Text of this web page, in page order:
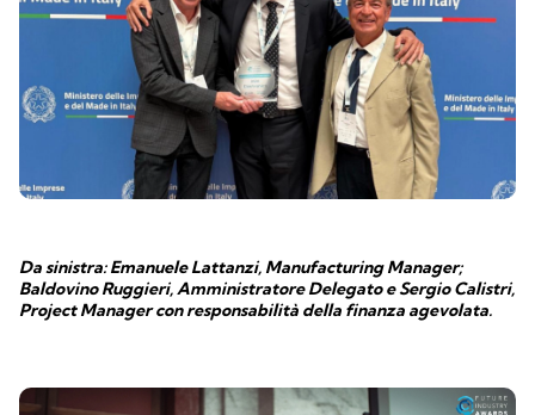
Da sinistra: Emanuele Lattanzi, Manufacturing Manager;
Baldovino Ruggieri, Amministratore Delegato e Sergio Calistri,
Project Manager con responsabilità della finanza agevolata.